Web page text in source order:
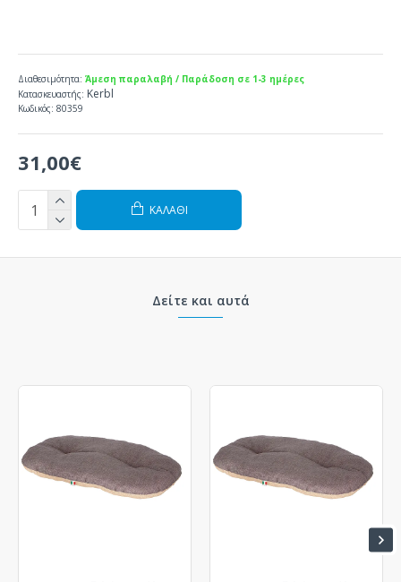
31,00€
Διαθεσιμότητα: Άμεση παραλαβή / Παράδοση σε 1-3 ημέρες
Κατασκευαστής: Kerbl
Κωδικός: 80359
ΚΑΛΆΘΙ
Δείτε και αυτά